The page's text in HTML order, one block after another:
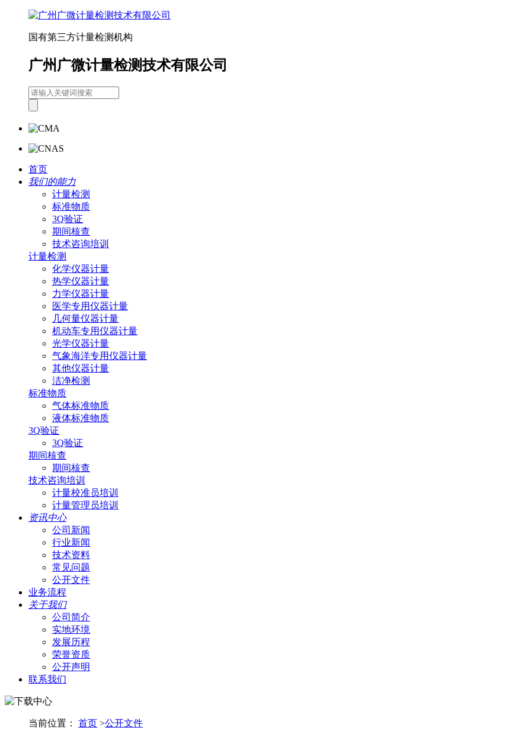
国有第三方计量检测机构
广州广微计量检测技术有限公司
首页
我们的能力
计量检测
标准物质
3Q验证
期间核查
技术咨询培训
计量检测
化学仪器计量
热学仪器计量
力学仪器计量
医学专用仪器计量
几何量仪器计量
机动车专用仪器计量
光学仪器计量
气象海洋专用仪器计量
其他仪器计量
洁净检测
标准物质
气体标准物质
液体标准物质
3Q验证
3Q验证
期间核查
期间核查
技术咨询培训
计量校准员培训
计量管理员培训
资讯中心
公司新闻
行业新闻
技术资料
常见问题
公开文件
业务流程
关于我们
公司简介
实地环境
发展历程
荣誉资质
公开声明
联系我们
当前位置： 首页 >公开文件